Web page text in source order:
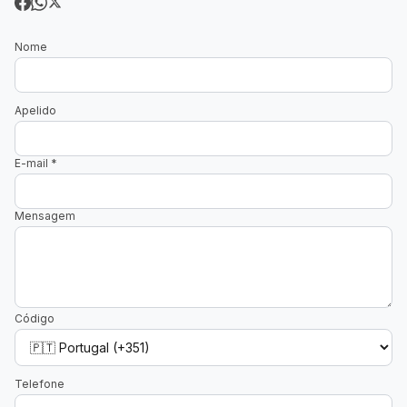
Nome
Apelido
E-mail *
Mensagem
Código
Telefone